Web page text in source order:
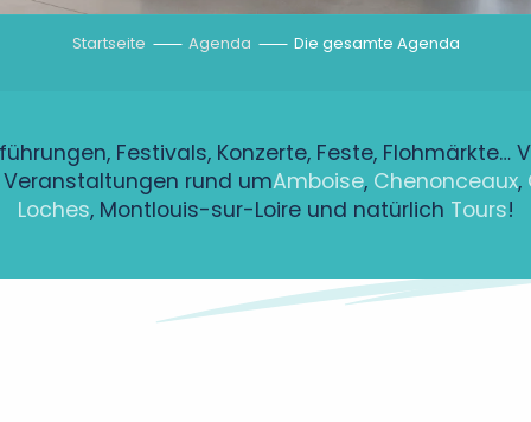
Startseite Agenda Die gesamte Agenda
Festivals, Konzerte, Feste, Flohmärkte…
rund umAmboise, Chenonceaux,
Loches, Montlouis-sur-Loire und natürlich Tours!